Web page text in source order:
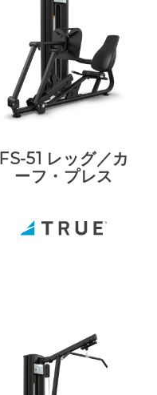
FS-51 レッグ／カ
ーフ・プレス